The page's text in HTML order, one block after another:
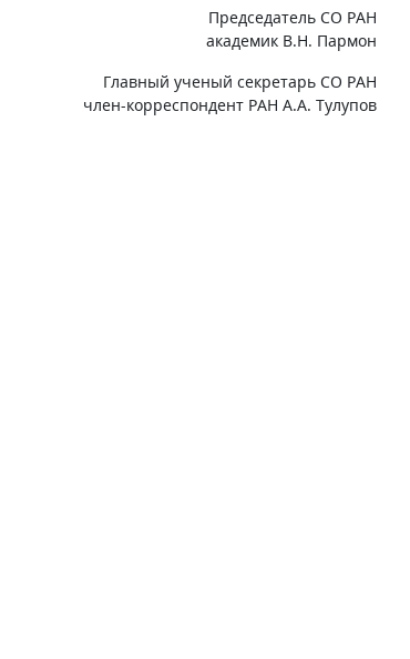
Председатель СО РАН
академик В.Н. Пармон
Главный ученый секретарь СО РАН
член-корреспондент РАН А.А. Тулупов